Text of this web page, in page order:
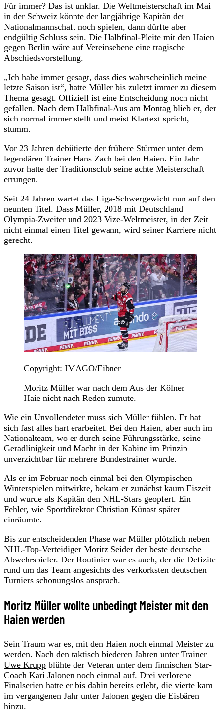
Für immer? Das ist unklar. Die Weltmeisterschaft im Mai
in der Schweiz könnte der langjährige Kapitän der
Nationalmannschaft noch spielen, dann dürfte aber
endgültig Schluss sein. Die Halbfinal-Pleite mit den Haien
gegen Berlin wäre auf Vereinsebene eine tragische
Abschiedsvorstellung.
„Ich habe immer gesagt, dass dies wahrscheinlich meine
letzte Saison ist“, hatte Müller bis zuletzt immer zu diesem
Thema gesagt. Offiziell ist eine Entscheidung noch nicht
gefallen. Nach dem Halbfinal-Aus am Montag blieb er, der
sich normal immer stellt und meist Klartext spricht,
stumm.
Vor 23 Jahren debütierte der frühere Stürmer unter dem
legendären Trainer Hans Zach bei den Haien. Ein Jahr
zuvor hatte der Traditionsclub seine achte Meisterschaft
errungen.
Seit 24 Jahren wartet das Liga-Schwergewicht nun auf den
neunten Titel. Dass Müller, 2018 mit Deutschland
Olympia-Zweiter und 2023 Vize-Weltmeister, in der Zeit
nicht einmal einen Titel gewann, wird seiner Karriere nicht
gerecht.
Copyright: IMAGO/Eibner
Moritz Müller war nach dem Aus der Kölner
Haie nicht nach Reden zumute.
Wie ein Unvollendeter muss sich Müller fühlen. Er hat
sich fast alles hart erarbeitet. Bei den Haien, aber auch im
Nationalteam, wo er durch seine Führungsstärke, seine
Geradlinigkeit und Macht in der Kabine im Prinzip
unverzichtbar für mehrere Bundestrainer wurde.
Als er im Februar noch einmal bei den Olympischen
Winterspielen mitwirkte, bekam er zunächst kaum Eiszeit
und wurde als Kapitän den NHL-Stars geopfert. Ein
Fehler, wie Sportdirektor Christian Künast später
einräumte.
Bis zur entscheidenden Phase war Müller plötzlich neben
NHL-Top-Verteidiger Moritz Seider der beste deutsche
Abwehrspieler. Der Routinier war es auch, der die Defizite
rund um das Team angesichts des verkorksten deutschen
Turniers schonungslos ansprach.
Moritz Müller wollte unbedingt Meister mit den
Haien werden
Sein Traum war es, mit den Haien noch einmal Meister zu
werden. Nach den taktisch biederen Jahren unter Trainer
Uwe Krupp blühte der Veteran unter dem finnischen Star-
Coach Kari Jalonen noch einmal auf. Drei verlorene
Finalserien hatte er bis dahin bereits erlebt, die vierte kam
im vergangenen Jahr unter Jalonen gegen die Eisbären
hinzu.